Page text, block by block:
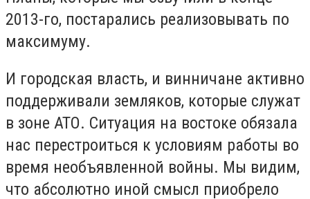
2013-го, постарались реализовывать по
максимуму.
И городская власть, и винничане активно
поддерживали земляков, которые служат
в зоне АТО. Ситуация на востоке обязала
нас перестроиться к условиям работы во
время необъявленной войны. Мы видим,
что абсолютно иной смысл приобрело